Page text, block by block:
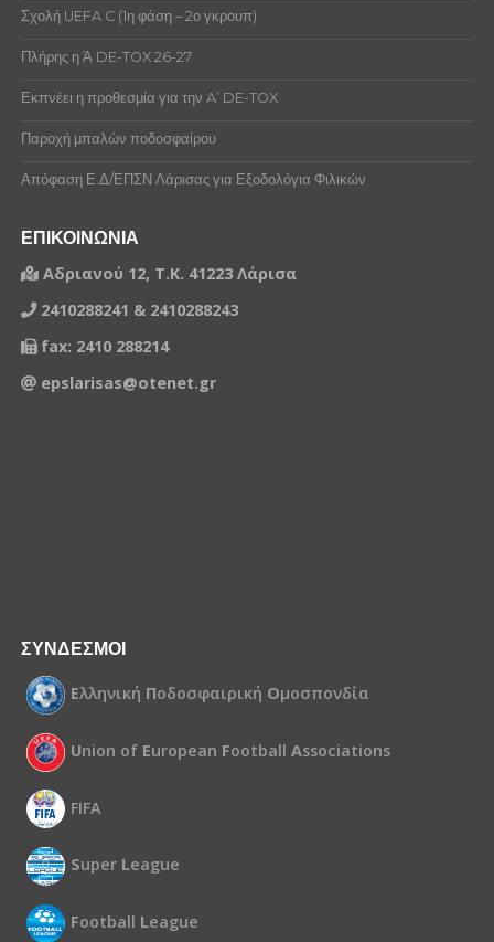
Σχολή UEFA C (1η φάση – 2ο γκρουπ)
Πλήρης η Ά DE-TOX 26-27
Εκπνέει η προθεσμία για την A’ DE-TOX
Παροχή μπαλών ποδοσφαίρου
Απόφαση Ε.Δ/ΕΠΣΝ Λάρισας για Εξοδολόγια Φιλικών
ΕΠΙΚΟΙΝΩΝΙΑ
Αδριανού 12, Τ.Κ. 41223 Λάρισα
2410288241 & 2410288243
fax: 2410 288214
epslarisas@otenet.gr
ΣΥΝΔΕΣΜΟΙ
Ελληνική Ποδοσφαιρική Ομοσπονδία
Union of European Football Associations
FIFA
Super League
Football League